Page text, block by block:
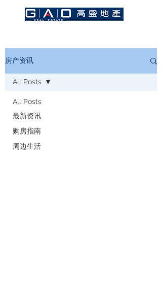
房产资讯
All Posts
最新资讯
购房指南
周边生活
All Posts